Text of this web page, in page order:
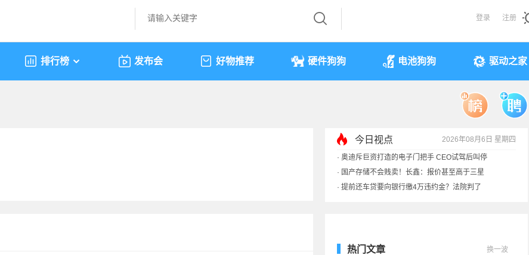
登录 注册
排行榜 发布会 好物推荐 硬件狗狗 电池狗狗 驱动之家
今日视点 2026年08月6日 星期四
· 奥迪斥巨资打造的电子门把手 CEO试驾后叫停
· 国产存储不会贱卖！长鑫：报价甚至高于三星
· 提前还车贷要向银行缴4万违约金？法院判了
热门文章 换一波